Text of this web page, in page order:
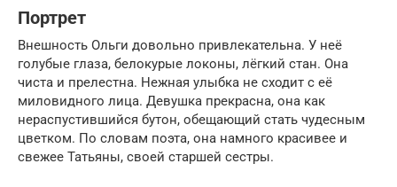
Портрет
Внешность Ольги довольно привлекательна. У неё
голубые глаза, белокурые локоны, лёгкий стан. Она
чиста и прелестна. Нежная улыбка не сходит с её
миловидного лица. Девушка прекрасна, она как
нераспустившийся бутон, обещающий стать чудесным
цветком. По словам поэта, она намного красивее и
свежее Татьяны, своей старшей сестры.